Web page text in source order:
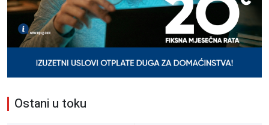
Ostani u toku